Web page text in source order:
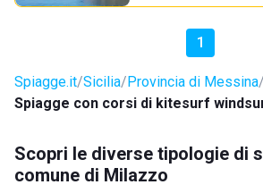
1
Spiagge.it Sicilia Provincia di Messina
Spiagge con corsi di kitesurf
Scopri le diverse tipologie di
comune di Milazzo